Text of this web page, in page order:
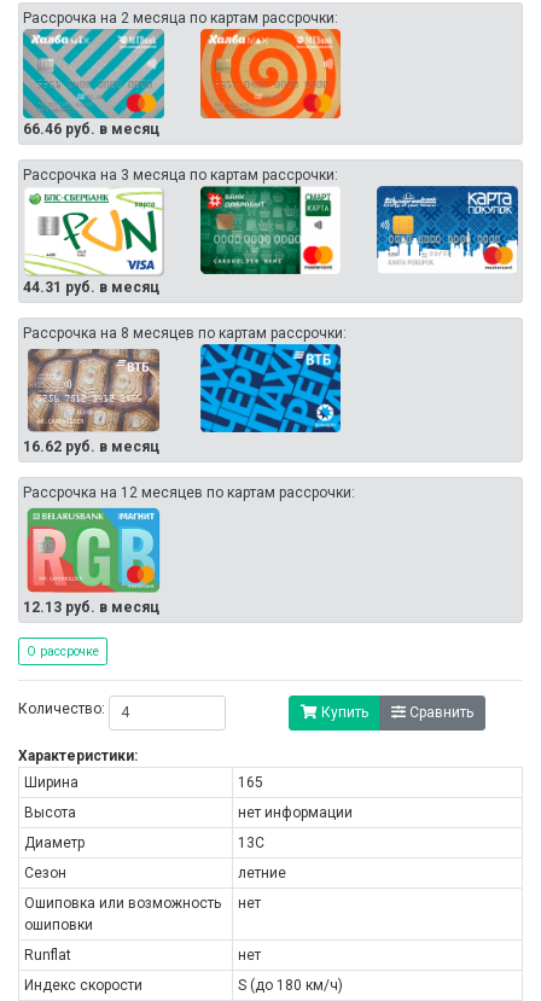
Рассрочка на 2 месяца по картам рассрочки:
66.46 руб. в месяц
Рассрочка на 3 месяца по картам рассрочки:
44.31 руб. в месяц
Рассрочка на 8 месяцев по картам рассрочки:
16.62 руб. в месяц
Рассрочка на 12 месяцев по картам рассрочки:
12.13 руб. в месяц
О рассрочке
Количество: Купить Сравнить
Характеристики:
Ширина
165
Высота
нет информации
Диаметр
13C
Сезон
летние
Ошиповка или возможность
ошиповки
нет
Runflat
нет
Индекс скорости
S (до 180 км/ч)